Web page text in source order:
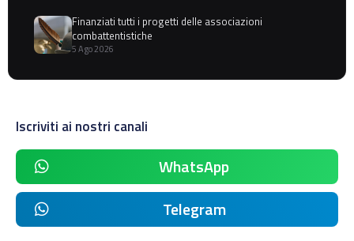
Finanziati tutti i progetti delle associazioni
combattentistiche
5 Ago 2026
Iscriviti ai nostri canali
WhatsApp
Telegram